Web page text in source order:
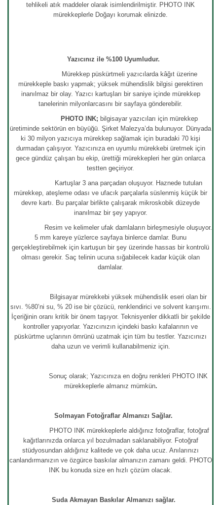
tehlikeli atık maddeler olarak isimlendirilmiştir. PHOTO INK
mürekkeplerle Doğayı korumak elinizde.
Yazıcınız ile %100 Uyumludur.
Mürekkep püskürtmeli yazıcılarda kâğıt üzerine
mürekkeple baskı yapmak; yüksek mühendislik bilgisi gerektiren
inanılmaz bir olay. Yazıcı kartuşları bir saniye içinde mürekkep
tanelerinin milyonlarcasını bir sayfaya gönderebilir.
PHOTO INK; bilgisayar yazıcıları için mürekkep
üretiminde sektörün en büyüğü. Şirket Malezya’da bulunuyor. Dünyada
ki 30 milyon yazıcıya mürekkep sağlamak için buradaki 70 kişi
durmadan çalışıyor. Yazıcınıza en uyumlu mürekkebi üretmek için
gece gündüz çalışan bu ekip, ürettiği mürekkepleri her gün onlarca
testten geçiriyor.
Kartuşlar 3 ana parçadan oluşuyor. Haznede tutulan
mürekkep, ateşleme odası ve ufacık parçalarla süslenmiş küçük bir
devre kartı. Bu parçalar birlikte çalışarak mikroskobik düzeyde
inanılmaz bir şey yapıyor.
Resim ve kelimeler ufak damlaların birleşmesiyle oluşuyor.
5 mm kareye yüzlerce sayfaya binlerce damlar. Bunu
gerçekleştirebilmek için kartuşun bir şey üzerinde hassas bir kontrolü
olması gerekir. Saç telinin ucuna sığabilecek kadar küçük olan
damlalar.
Bilgisayar mürekkebi yüksek mühendislik eseri olan bir
sıvı. %80’ni su, % 20 ise bir çözücü, renklendirici ve solvent karışımı.
İçeriğinin oranı kritik bir önem taşıyor. Teknisyenler dikkatli bir şekilde
kontroller yapıyorlar. Yazıcınızın içindeki baskı kafalarının ve
püskürtme uçlarının ömrünü uzatmak için tüm bu testler. Yazıcınızı
daha uzun ve verimli kullanabilmeniz için.
Sonuç olarak; Yazıcınıza en doğru renkleri PHOTO INK
mürekkeplerle almanız mümkün.
Solmayan Fotoğraflar Almanızı Sağlar.
PHOTO INK mürekkeplerle aldığınız fotoğraflar, fotoğraf
kağıtlarınızda onlarca yıl bozulmadan saklanabiliyor. Fotoğraf
stüdyosundan aldığınız kalitede ve çok daha ucuz. Anılarınızı
canlandırmanızın ve özgürce baskılar almanızın zamanı geldi. PHOTO
INK bu konuda size en hızlı çözüm olacak.
Suda Akmayan Baskılar Almanızı sağlar.